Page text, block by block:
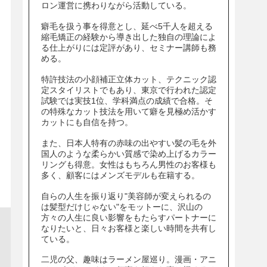
ロン運営に携わりながら活動している。
癖毛を扱う事を得意とし、延べ5千人を超える
縮毛矯正の経験から導き出した独自の理論によ
る仕上がりには定評があり、セミナー講師も務
める。
特許技法の小顔補正立体カット、テクニック認
定スタイリストでもあり、東京で行われた認定
試験では実技1位、学科満点の成績で合格。そ
の特殊なカット技法を用いて癖を見極め活かす
カットにも自信を持つ。
また、日本人特有の赤味の出やすい髪の毛を外
国人のような柔らかい質感で染め上げるカラー
リングも得意。女性はもちろん男性のお客様も
多く、顧客にはメンズモデルも在籍する。
自らの人生を振り返り"美容師が変えられるの
は髪型だけじゃない"をモットーに、沢山の
方々の人生に良い影響をもたらすパートナーに
なりたいと、日々お客様と楽しい時間を共有し
ている。
二児の父、趣味はラーメン屋巡り。漫画・アニ